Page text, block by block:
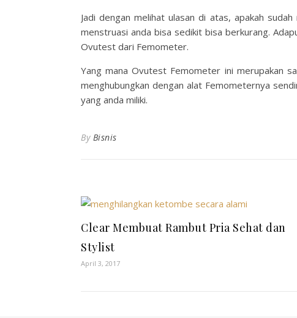
Jadi dengan melihat ulasan di atas, apakah
menstruasi anda bisa sedikit bisa berkurang.
Ovutest dari Femometer.
Yang mana Ovutest Femometer ini merupakan
menghubungkan dengan alat Femometernya
yang anda miliki.
By Bisnis
Clear Membuat Rambut Pria Sehat dan
Stylist
April 3, 2017